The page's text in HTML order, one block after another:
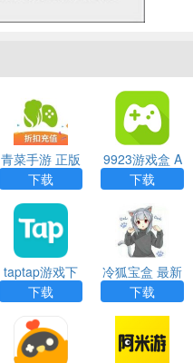
青菜手游 正版
APP
下载
9923游戏盒 A
PP
下载
taptap游戏下
载
下载
冷狐宝盒 最新
版 APP
下载